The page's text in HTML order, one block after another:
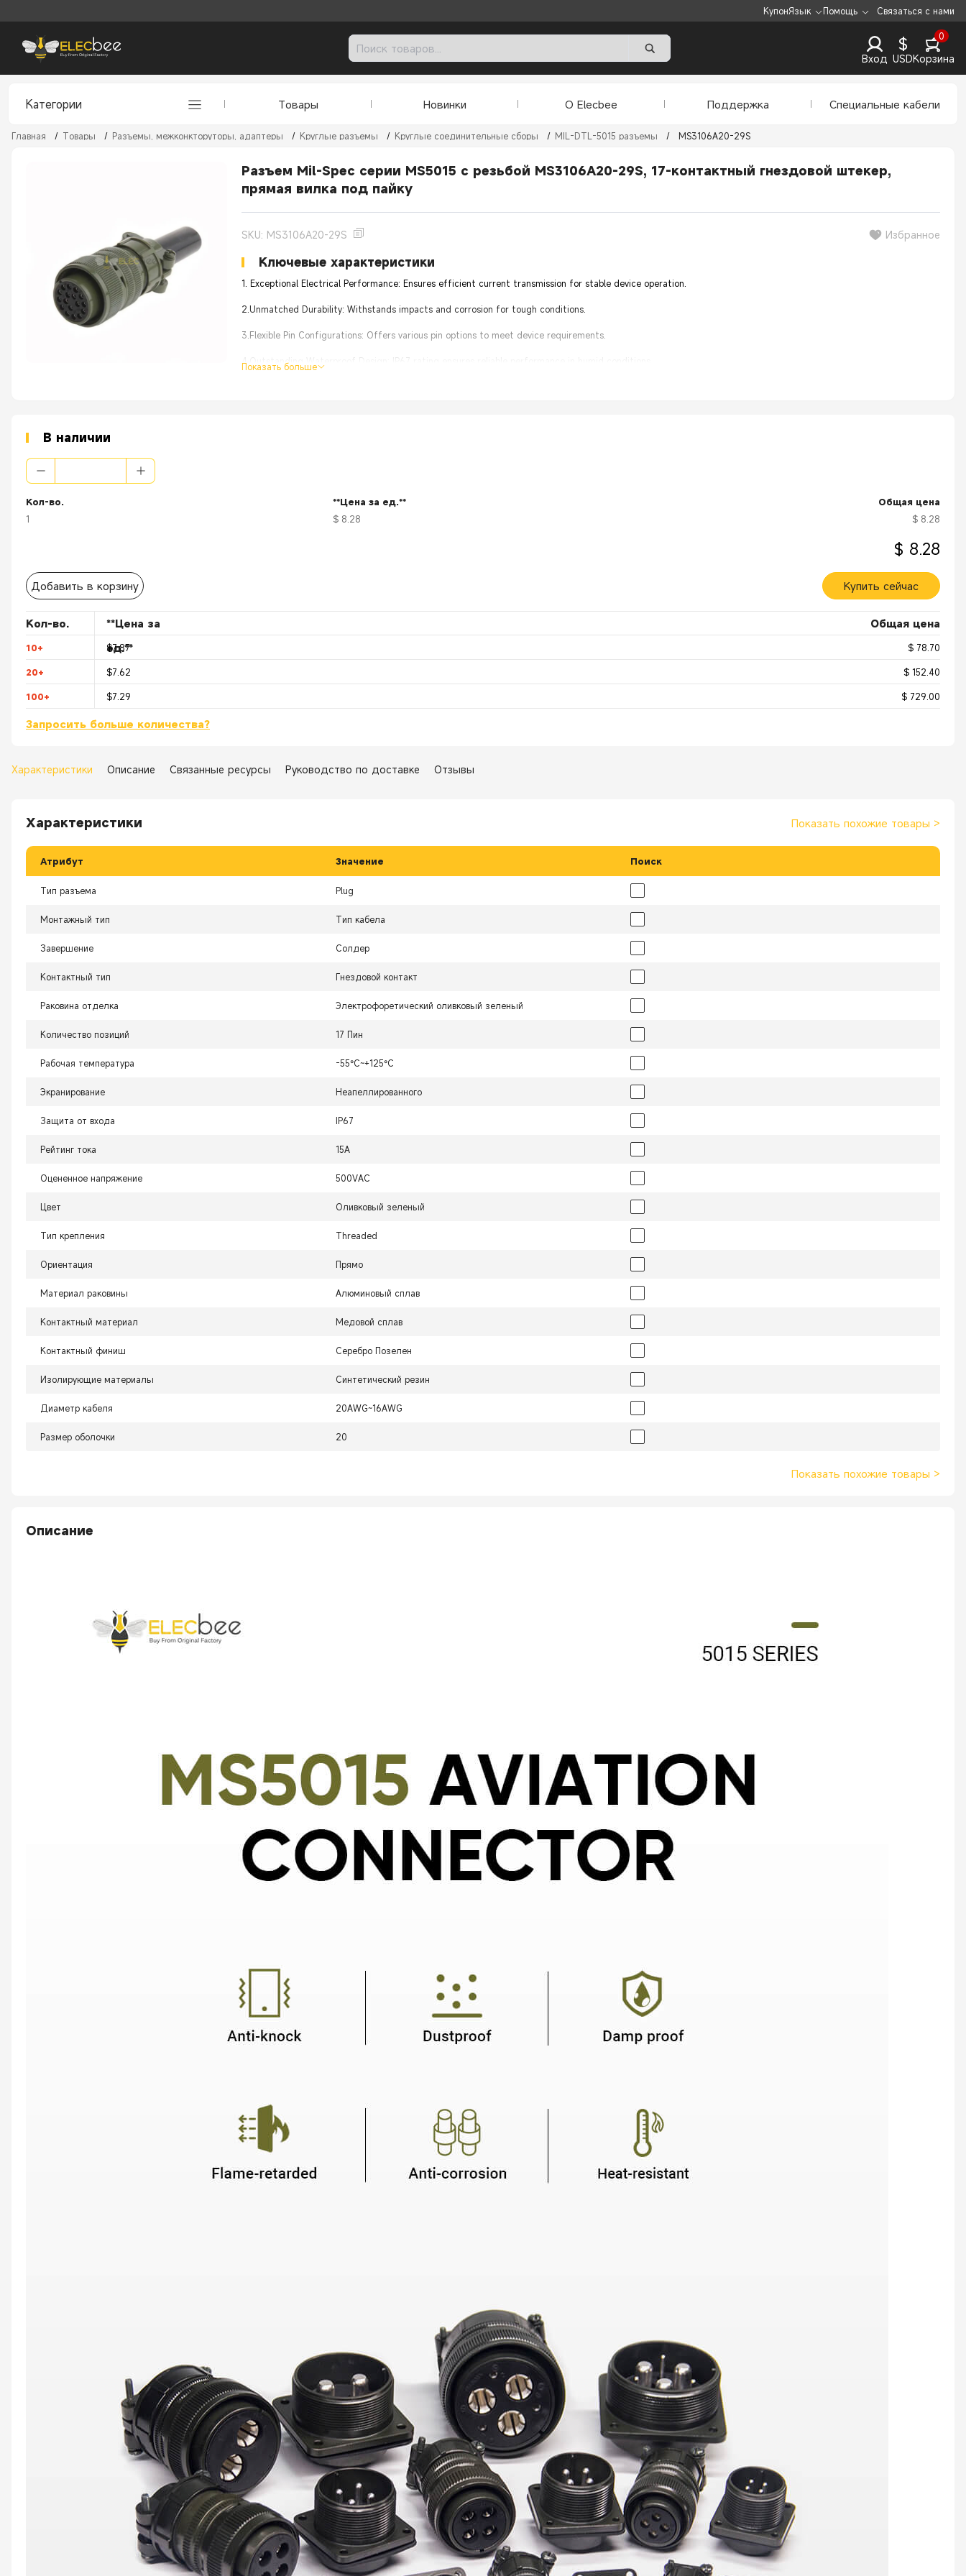
КупонЯзык Помощь Связаться с нами
Вход
$
USD
0
Корзина
Категории Товары Новинки О Elecbee Поддержка Специальные кабели
Главная / Товары / Разъемы, межконкторуторы, адаптеры / Круглые разъемы / Круглые соединительные сборы / MIL-DTL-5015 разъемы / MS3106A20-29S
Разъем Mil-Spec серии MS5015 с резьбой MS3106A20-29S, 17-контактный гнездовой штекер,
прямая вилка под пайку
SKU: MS3106A20-29S Избранное
Ключевые характеристики
1. Exceptional Electrical Performance: Ensures efficient current transmission for stable device operation.
2.Unmatched Durability: Withstands impacts and corrosion for tough conditions.
3.Flexible Pin Configurations: Offers various pin options to meet device requirements.
4.Outstanding Waterproof Design: IP67 rating ensures reliable performance in humid conditions.
Показать больше
В наличии
Кол-во.
1
**Цена за ед.**
$ 8.28
Общая цена
$ 8.28
$ 8.28
Добавить в корзину Купить сейчас
Кол-во.
**Цена за
ед.**
Общая цена
10+ $7.87 $ 78.70
20+ $7.62 $ 152.40
100+ $7.29 $ 729.00
Запросить больше количества?
Характеристики Описание Связанные ресурсы Руководство по доставке Отзывы
Характеристики Показать похожие товары >
Атрибут Значение Поиск
Тип разъема Plug
Монтажный тип Тип кабела
Завершение Солдер
Контактный тип Гнездовой контакт
Раковина отделка Электрофоретический оливковый зеленый
Количество позиций 17 Пин
Рабочая температура -55°C~+125°C
Экранирование Неапеллированного
Защита от входа IP67
Рейтинг тока 15А
Оцененное напряжение 500VAC
Цвет Оливковый зеленый
Тип крепления Threaded
Ориентация Прямо
Материал раковины Алюминовый сплав
Контактный материал Медовой сплав
Контактный финиш Серебро Позелен
Изолирующие материалы Синтетический резин
Диаметр кабеля 20AWG~16AWG
Размер оболочки 20
Показать похожие товары >
Описание